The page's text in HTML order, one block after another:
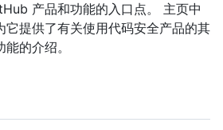
产品和功能的入口点。 主页中
它提供了有关使用代码安全产品的其
的介绍。